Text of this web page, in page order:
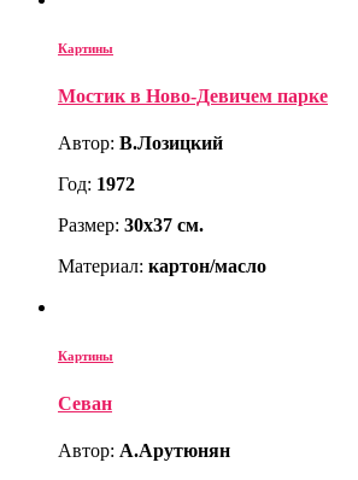
Картины
Мостик в Ново-Девичем парке
Автор: В.Лозицкий
Год: 1972
Размер: 30х37 см.
Материал: картон/масло
Картины
Севан
Автор: А.Арутюнян